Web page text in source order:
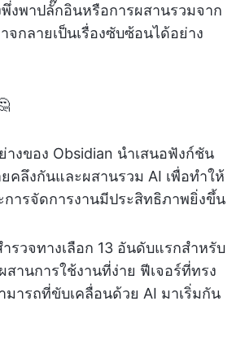
งพาปลั๊กอินหรือการผสานรวมจาก
กลายเป็นเรื่องซับซ้อนได้อย่าง
างของ Obsidian นำเสนอฟังก์ชัน
คลึงกันและผสานรวม AI เพื่อทำให้
ารจัดการงานมีประสิทธิภาพยิ่งขึ้น
รวจทางเลือก 13 อันดับแรกสำหรับ
สานการใช้งานที่ง่าย ฟีเจอร์ที่ทรง
มารถที่ขับเคลื่อนด้วย AI มาเริ่มกัน